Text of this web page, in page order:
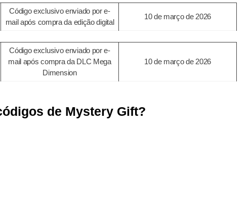
Código exclusivo enviado por e-
mail após compra da edição digital
10 de março de 2026
Código exclusivo enviado por e-
mail após compra da DLC Mega
Dimension
10 de março de 2026
de Mystery Gift?